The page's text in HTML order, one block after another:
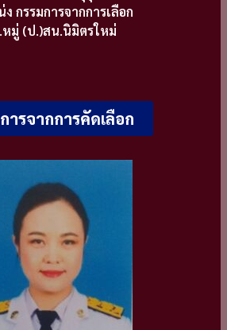
กรรมการจากการเลือก
มู่ (ป.)สน.นิมิตรใหม่
ารจากการคัดเลือก